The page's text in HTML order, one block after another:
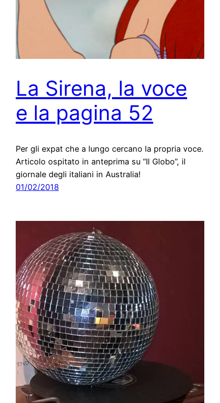
La Sirena, la voce
e la pagina 52
Per gli expat che a lungo cercano la propria voce.
Articolo ospitato in anteprima su “Il Globo”, il
giornale degli italiani in Australia!
01/02/2018